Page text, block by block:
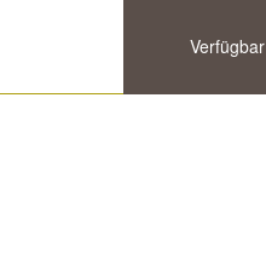
Verfügbar